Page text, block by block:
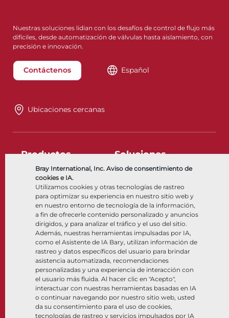
Bray International, Inc. Aviso de consentimiento de
cookies e IA.
Utilizamos cookies y otras tecnologías de rastreo
para optimizar su experiencia en nuestro sitio web y
en nuestro entorno de tecnología de la información,
a fin de ofrecerle contenido personalizado y anuncios
dirigidos, y para analizar el tráfico y el uso del sitio.
Además, nuestras herramientas impulsadas por IA,
como el Asistente de IA Bary, utilizan información de
rastreo y datos específicos del usuario para brindar
asistencia automatizada, recomendaciones
personalizadas y una experiencia de interacción con
el usuario más fluida. Al hacer clic en "Acepto",
interactuar con nuestras herramientas basadas en IA
o continuar navegando por nuestro sitio web, usted
da su consentimiento para el uso de cookies,
tecnologías de rastreo y servicios impulsados por IA
Nuestras soluciones lidian con los desafíos de control de flujo más
difíciles, desde automatización de válvulas hasta aislamiento, con
precisión e innovación.
Contáctenos Español
Ubicaciones cercanas
Productos
Válvulas mariposa
Válvulas de bola
Válvulas de cuchilla
Válvulas de control
Válvulas de retención
Actuadores
Accesorios de control
Criogénico
Soluciones
Industria
Soluciones Integradas
Compañía
Nosotros
Ubicaciones
Recursos
Documentos
Centro de información